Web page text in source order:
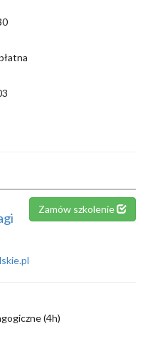
Zamów szkolenie
(4h)